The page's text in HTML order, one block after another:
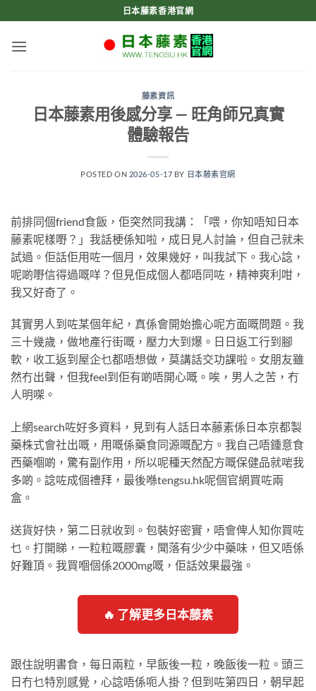
to
content
日本藤素香港官網
藤素資訊
日本藤素用後感分享 — 旺角師兄真實
體驗報告
POSTED ON 2026-05-17 BY 日本藤素官網
前排同個friend食飯，佢突然同我講：「喂，你知唔知日本
藤素呢樣嘢？」我話梗係知啦，成日見人討論，但自己就未
試過。佢話佢用咗一個月，效果幾好，叫我試下。我心諗，
呢啲嘢信得過嘅咩？但見佢成個人都唔同咗，精神爽利咁，
我又好奇了。
其實男人到咗某個年紀，真係會開始擔心呢方面嘅問題。我
三十幾歲，做地產行街嘅，壓力大到爆。日日返工行到腳
軟，收工返到屋企乜都唔想做，莫講話交功課啦。女朋友雖
然冇出聲，但我feel到佢有啲唔開心嘅。唉，男人之苦，冇
人明㗎。
上網search咗好多資料，見到有人話日本藤素係日本京都製
藥株式會社出嘅，用嘅係藥食同源嘅配方。我自己唔鍾意食
西藥嗰啲，驚有副作用，所以呢種天然配方嘅保健品就啱我
多啲。諗咗成個禮拜，最後喺tengsu.hk呢個官網買咗兩
盒。
送貨好快，第二日就收到。包裝好密實，唔會俾人知你買咗
乜。打開睇，一粒粒嘅膠囊，聞落有少少中藥味，但又唔係
好難頂。我買嗰個係2000mg嘅，佢話效果最強。
🔥 了解更多日本藤素
跟住說明書食，每日兩粒，早飯後一粒，晚飯後一粒。頭三
日冇乜特別感覺，心諗唔係呃人掛？但到咗第四日，朝早起